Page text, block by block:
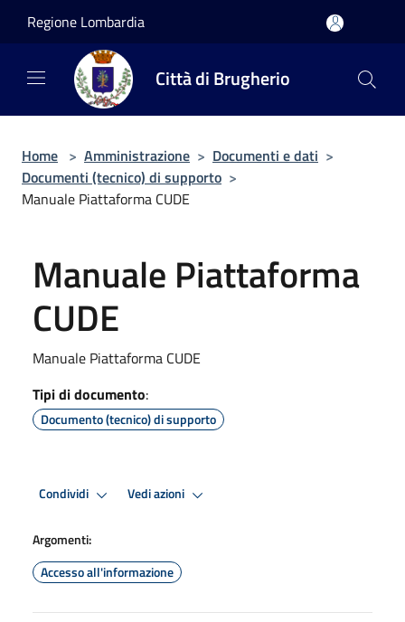
Regione Lombardia
Città di Brugherio
Home > Amministrazione > Documenti e dati >
Documenti (tecnico) di supporto >
Manuale Piattaforma CUDE
Manuale Piattaforma
CUDE
Manuale Piattaforma CUDE
Tipi di documento:
Documento (tecnico) di supporto
Condividi Vedi azioni
Argomenti:
Accesso all'informazione